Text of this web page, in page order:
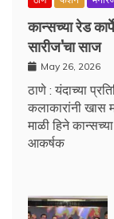
कान्सच्या रेड
सारीज’चा साज
May 26, 2026
ठाणे : यंदाच्या
कलाकारांनी खास
माळी हिने
आकर्षक